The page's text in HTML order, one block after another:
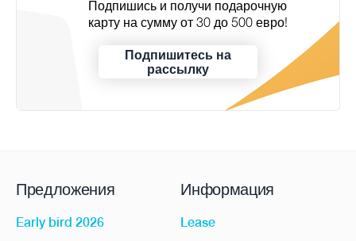
Подпишись и получи подарочную
карту на сумму от 30 до 500 евро!
Подпишитесь на
рассылку
Предложения
Early bird 2026
Информация
Lease